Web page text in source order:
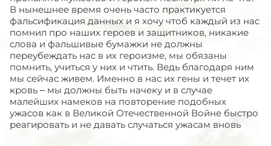
В нынешнее время очень часто практикуется
фальсификация данных и я хочу чтоб каждый из нас
помнил про наших героев и защитников, никакие
слова и фальшивые бумажки не должны
переубеждать нас в их героизме, мы обязаны
помнить, учиться у них и чтить. Ведь благодаря ним
мы сейчас живем. Именно в нас их гены и течет их
кровь – мы должны быть начеку и в случае
малейших намеков на повторение подобных
ужасов как в Великой Отечественной Войне быстро
реагировать и не давать случаться ужасам вновь